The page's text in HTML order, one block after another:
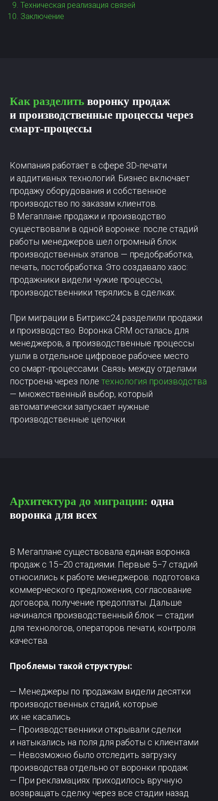
Техническая реализация связей
Заключение
Как разделить воронку продаж
и производственные процессы через
смарт-процессы
Компания работает в сфере 3D-печати
и аддитивных технологий. Бизнес включает
продажу оборудования и собственное
производство по заказам клиентов.
В Мегаплане продажи и производство
существовали в одной воронке: после стадий
работы менеджеров шел огромный блок
производственных этапов — предобработка,
печать, постобработка. Это создавало хаос:
продажники видели чужие процессы,
производственники терялись в сделках.
При миграции в Битрикс24 разделили продажи
и производство. Воронка CRM осталась для
менеджеров, а производственные процессы
ушли в отдельное цифровое рабочее место
со смарт-процессами. Связь между отделами
построена через поле технология производства
— множественный выбор, который
автоматически запускает нужные
производственные цепочки.
Архитектура до миграции: одна
воронка для всех
В Мегаплане существовала единая воронка
продаж с 15−20 стадиями. Первые 5−7 стадий
относились к работе менеджеров: подготовка
коммерческого предложения, согласование
договора, получение предоплаты. Дальше
начинался производственный блок — стадии
для технологов, операторов печати, контроля
качества.
Проблемы такой структуры:
— Менеджеры по продажам видели десятки
производственных стадий, которые
их не касались
— Производственники открывали сделки
и натыкались на поля для работы с клиентами
— Невозможно было отследить загрузку
производства отдельно от воронки продаж
— При рекламациях приходилось вручную
возвращать сделку через все стадии назад